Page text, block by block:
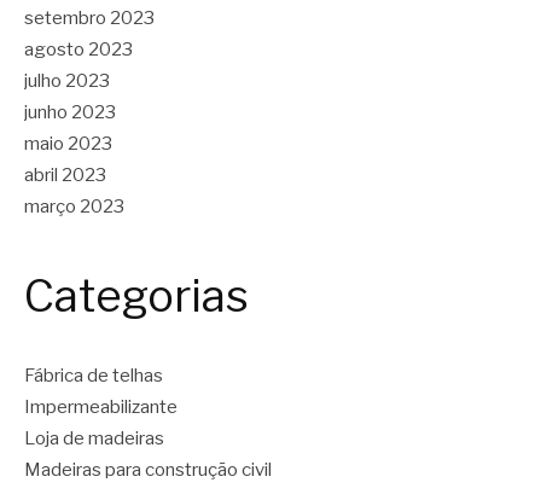
setembro 2023
agosto 2023
julho 2023
junho 2023
maio 2023
abril 2023
março 2023
Categorias
Fábrica de telhas
Impermeabilizante
Loja de madeiras
Madeiras para construção civil